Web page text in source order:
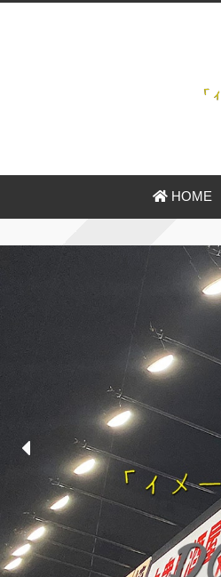
HOME